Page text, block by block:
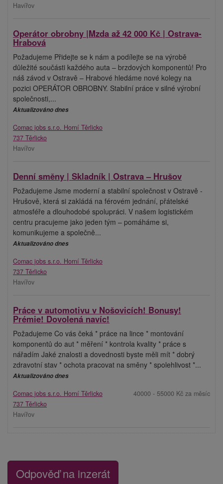
Havířov
Operátor obrobny |Mzda až 42 000 Kč | Ostrava-
Hrabová
Požadujeme Přidejte se k nám a podílejte se na výrobě
důležité součásti každého auta – brzdových komponentů! Pro
náš závod v Ostravě – Hrabové hledáme nové kolegy na
pozici OPERÁTOR OBROBNY. Stabilní práce v silné výrobní
společnosti,...
Aktualizováno dnes
Comac jobs s.r.o. Horní Těrlicko
737 Těrlicko
Havířov
Denní směny | Skladník | Ostrava – Hrušov
Požadujeme Jsme moderní a stabilní společnost v Ostravě -
Hrušově, která si zakládá na férovém jednání, přátelské
atmosféře a dlouhodobé spolupráci. V našem logistickém
centru pracujeme jako jeden tým – pomáháme si,
komunikujeme a společně...
Aktualizováno dnes
Comac jobs s.r.o. Horní Těrlicko
737 Těrlicko
Havířov
Práce v automotivu v Nošovicích! Bonusy!
Prémie! Dovolená navíc!
Požadujeme Co vás čeká * práce na lince * montování
komponentů do aut * měření * kontrola kvality * práce s
nářadím Jaké znalosti a dovednosti byste měli mít * dobrý
zdravotní stav * ochota pracovat na směny * spolehlivost *...
Aktualizováno dnes
Comac jobs s.r.o. Horní Těrlicko
737 Těrlicko
Havířov
40000 - 55000 Kč za měsíc
Odpověď na inzerát